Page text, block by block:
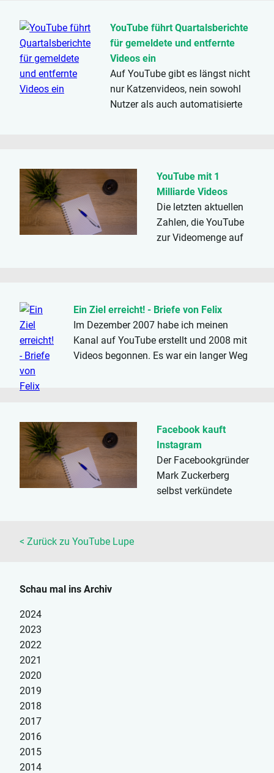
YouTube führt Quartalsberichte
für gemeldete und entfernte
Videos ein
Auf YouTube gibt es längst nicht
nur Katzenvideos, nein sowohl
Nutzer als auch automatisierte
gegen die...YouTube mit 1
Milliarde Videos
Die letzten aktuellen
Zahlen, die YouTube
zur Videomenge auf
hochgeladen werden,
eine schier
unglaubliche Menge.
Rechnet man das an
Ein Ziel erreicht! - Briefe von Felix
Im Dezember 2007 habe ich meinen
Kanal auf YouTube erstellt und 2008 mit
Videos begonnen. Es war ein langer Weg
Facebook kauft
Instagram
Der Facebookgründer
Mark Zuckerberg
selbst verkündete
< Zurück zu YouTube Lupe
Schau mal ins Archiv
2024
2023
2022
2021
2020
2019
2018
2017
2016
2015
2014